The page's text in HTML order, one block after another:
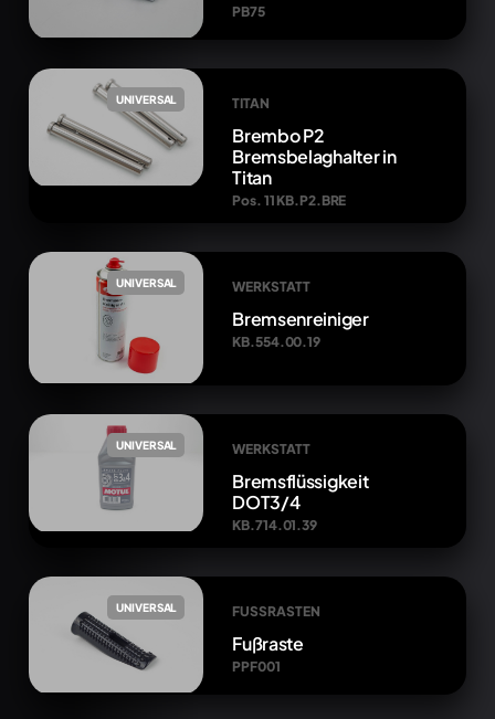
PB75
UNIVERSAL TITAN
Brembo P2
Bremsbelaghalter in
Titan
Pos. 11 KB.P2.BRE
UNIVERSAL WERKSTATT
Bremsenreiniger
KB.554.00.19
UNIVERSAL WERKSTATT
Bremsflüssigkeit
DOT3/4
KB.714.01.39
UNIVERSAL FUSSRASTEN
Fußraste
PPF001